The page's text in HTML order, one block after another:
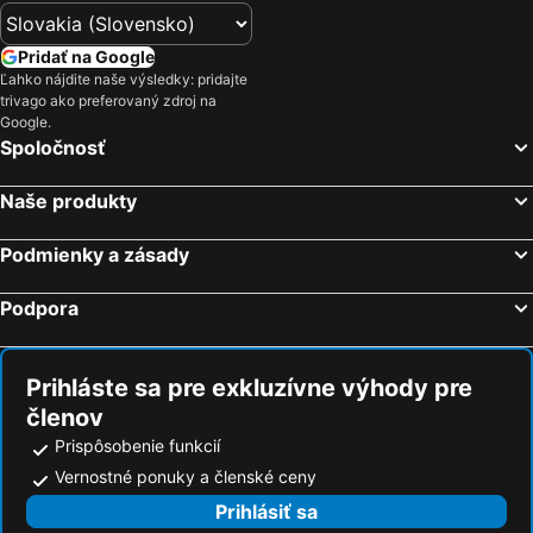
Zadar, Zadar Hotely
Vodice, Knin Hotely
Šibenik, Knin Hotely
Pag, Zadar Hotely
Novalja, Lika-Senj Hotely
Makarská, Split Hotely
Dubrovník, Dubrovník Hotely
Pridať na Google
Ľahko nájdite naše výsledky: pridajte
trivago ako preferovaný zdroj na
Google.
Spoločnosť
Naše produkty
Podmienky a zásady
Podpora
Prihláste sa pre exkluzívne výhody pre
členov
Prispôsobenie funkcií
Vernostné ponuky a členské ceny
Prihlásiť sa